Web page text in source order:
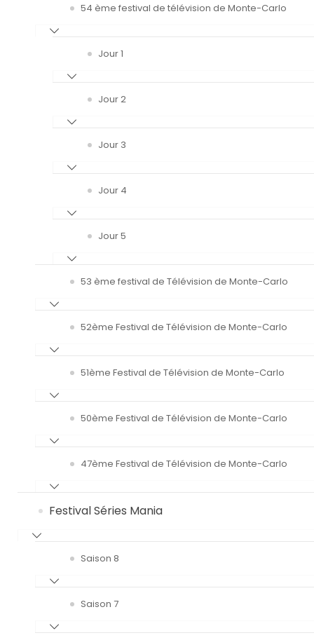
54 ème festival de télévision de Monte-Carlo
Jour 1
Jour 2
Jour 3
Jour 4
Jour 5
53 ème festival de Télévision de Monte-Carlo
52ème Festival de Télévision de Monte-Carlo
51ème Festival de Télévision de Monte-Carlo
50ème Festival de Télévision de Monte-Carlo
47ème Festival de Télévision de Monte-Carlo
Festival Séries Mania
Saison 8
Saison 7